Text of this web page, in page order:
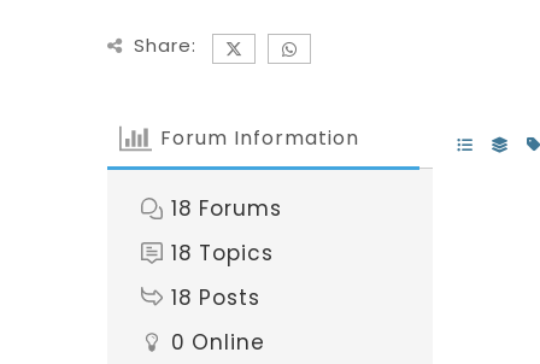
Share:
Forum Information
18 Forums
18 Topics
18 Posts
0 Online